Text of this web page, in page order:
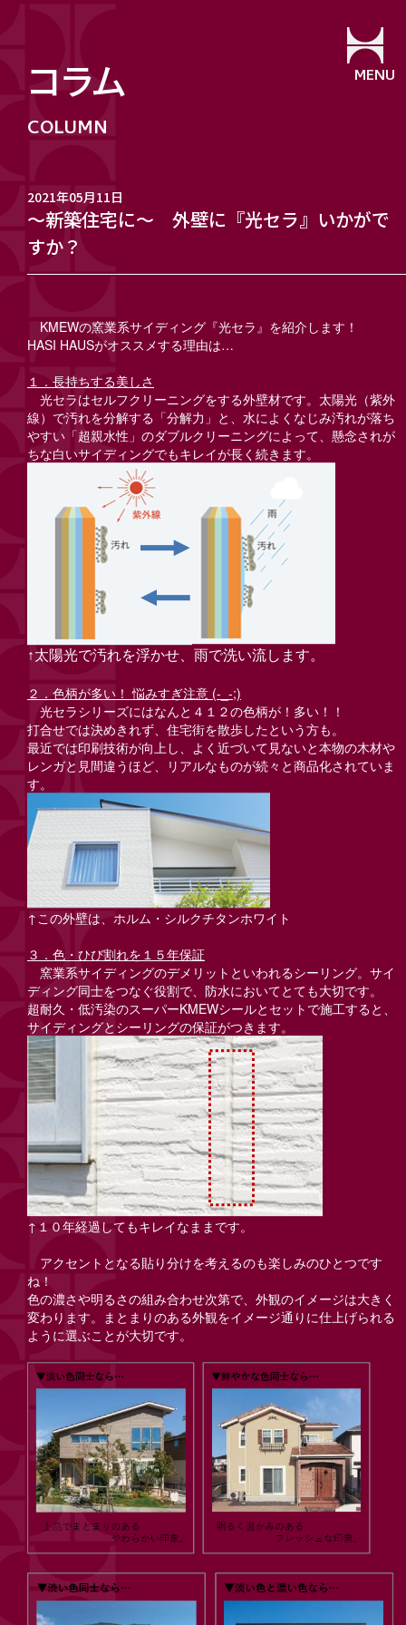
MENU
コラム
～新築住宅に～ 外壁に『光セラ』いかがで
すか？
2021年05月11日
KMEWの窯業系サイディング『光セラ』を紹介します！
HASI HAUSがオススメする理由は…
１．長持ちする美しさ
光セラはセルフクリーニングをする外壁材です。太陽光（紫外
線）で汚れを分解する「分解力」と、水によくなじみ汚れが落ち
やすい「超親水性」のダブルクリーニングによって、懸念されが
ちな白いサイディングでもキレイが長く続きます。
↑太陽光で汚れを浮かせ、雨で洗い流します。
２．色柄が多い！悩みすぎ注意 (-_-;)
光セラシリーズにはなんと４１２の色柄が！多い！！
打合せでは決めきれず、住宅街を散歩したという方も。
最近では印刷技術が向上し、よく近づいて見ないと本物の木材や
レンガと見間違うほど、リアルなものが続々と商品化されていま
す。
↑この外壁は、ホルム・シルクチタンホワイト
３．色・ひび割れを１５年保証
窯業系サイディングのデメリットといわれるシーリング。サイ
ディング同士をつなぐ役割で、防水においてとても大切です。
超耐久・低汚染のスーパーKMEWシールとセットで施工すると、
サイディングとシーリングの保証がつきます。
↑１０年経過してもキレイなままです。
アクセントとなる貼り分けを考えるのも楽しみのひとつです
ね！
色の濃さや明るさの組み合わせ次第で、外観のイメージは大きく
変わります。まとまりのある外観をイメージ通りに仕上げられる
ように選ぶことが大切です。